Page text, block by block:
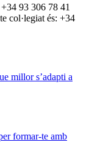
93 306 78 41
col·legiat és: +34
millor s’adapti a
formar-te amb